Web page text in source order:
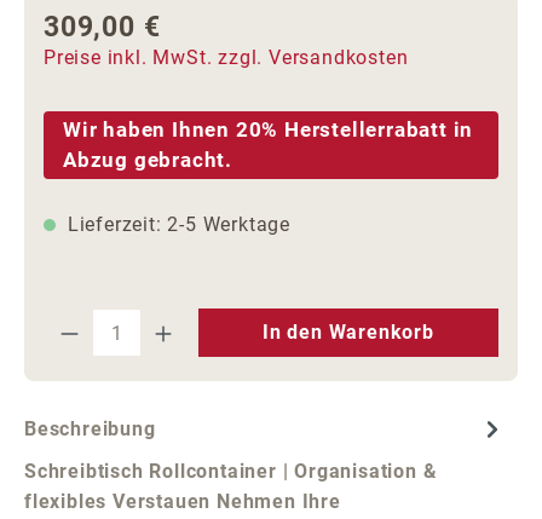
Regulärer Preis:
309,00 €
Preise inkl. MwSt. zzgl. Versandkosten
Wir haben Ihnen 20% Herstellerrabatt in
Abzug gebracht.
Lieferzeit: 2-5 Werktage
Produkt Anzahl: Gib den
In den Warenkorb
Beschreibung
Schreibtisch Rollcontainer | Organisation &
flexibles Verstauen Nehmen Ihre